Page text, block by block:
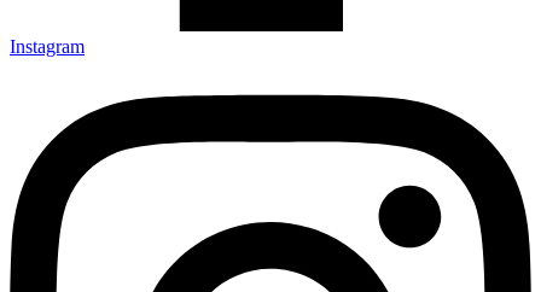
Instagram